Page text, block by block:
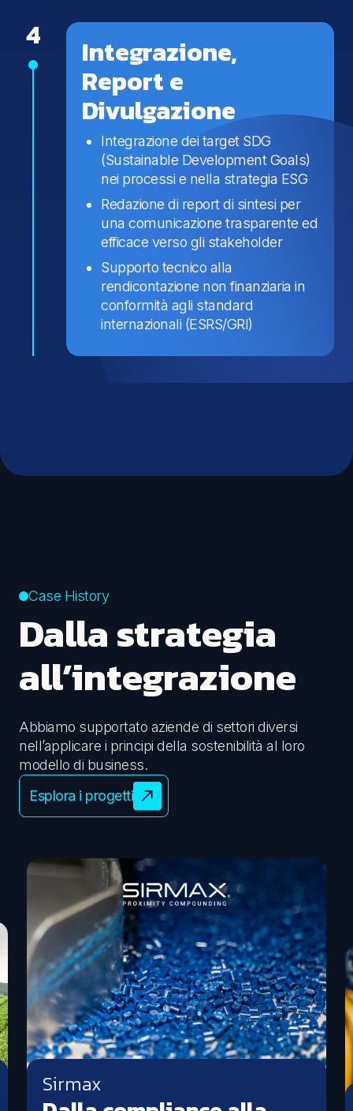
4 Integrazione,
Report e
Divulgazione
Integrazione dei target SDG
(Sustainable Development Goals)
nei processi e nella strategia ESG
Redazione di report di sintesi per
una comunicazione trasparente ed
efficace verso gli stakeholder
Supporto tecnico alla
rendicontazione non finanziaria in
conformità agli standard
internazionali (ESRS/GRI)
Case History
Dalla strategia
all’integrazione
Abbiamo supportato aziende di settori diversi
nell’applicare i principi della sostenibilità al loro
modello di business.
Esplora i progetti
Sirmax